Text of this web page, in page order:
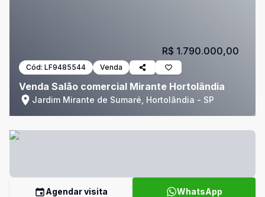
Cód: LF9485544 Venda
Venda Salão comercial Mirante Hortolândia
Jardim Mirante de Sumaré, Hortolândia - SP
R$ 1.790.000,00
Agendar visita WhatsApp